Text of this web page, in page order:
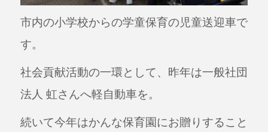
市内の小学校からの学童保育の児童送迎車で
す。
社会貢献活動の一環として、昨年は一般社団
法人 虹さんへ軽自動車を。
続いて今年はかんな保育園にお贈りすること